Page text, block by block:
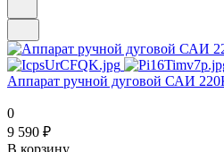
Аппарат ручной дуговой САИ 220К